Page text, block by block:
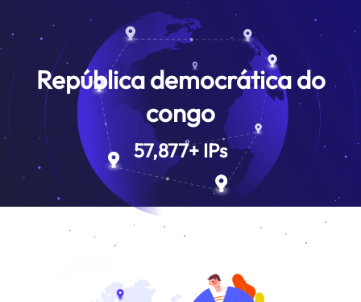
República democrática do
congo
57,877+IPs